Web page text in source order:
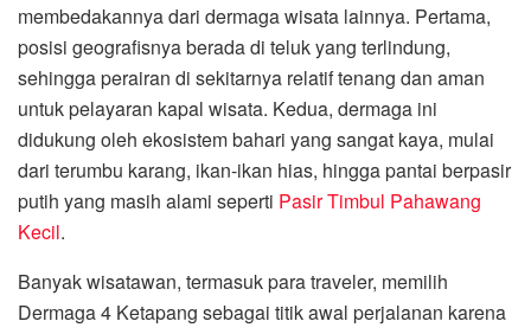
membedakannya dari dermaga wisata lainnya. Pertama,
posisi geografisnya berada di teluk yang terlindung,
sehingga perairan di sekitarnya relatif tenang dan aman
untuk pelayaran kapal wisata. Kedua, dermaga ini
didukung oleh ekosistem bahari yang sangat kaya, mulai
dari terumbu karang, ikan-ikan hias, hingga pantai berpasir
putih yang masih alami seperti Pasir Timbul Pahawang
Kecil.
Banyak wisatawan, termasuk para traveler, memilih
Dermaga 4 Ketapang sebagai titik awal perjalanan karena